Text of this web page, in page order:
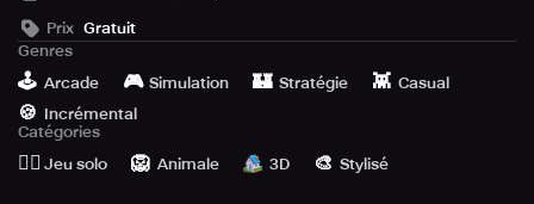
Explorer booster packs. Ensure that your Outpost
operates optimally by utilizing tactical arrangements and
designs. Be cautious, unpredictable natural catastrophes
can occur anytime and bring chaos to your Outpost.
Prix Gratuit
Genres
🕹️ Arcade 🎮 Simulation 🏰 Stratégie 👾 Casual
🍪 Incrémental
Catégories
🙆‍♂️ Jeu solo 🦁 Animale 3D 🎨 Stylisé